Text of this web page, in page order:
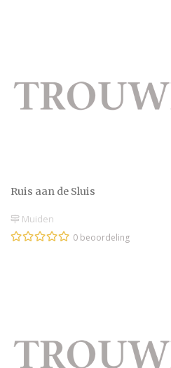
Ruis aan de Sluis
Muiden
0 beoordeling